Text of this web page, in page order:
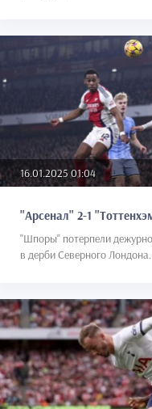
16.01.2025 01:04
"Арсенал" 2-1
"Шпоры" потерпели
в дерби Северного Лондона.